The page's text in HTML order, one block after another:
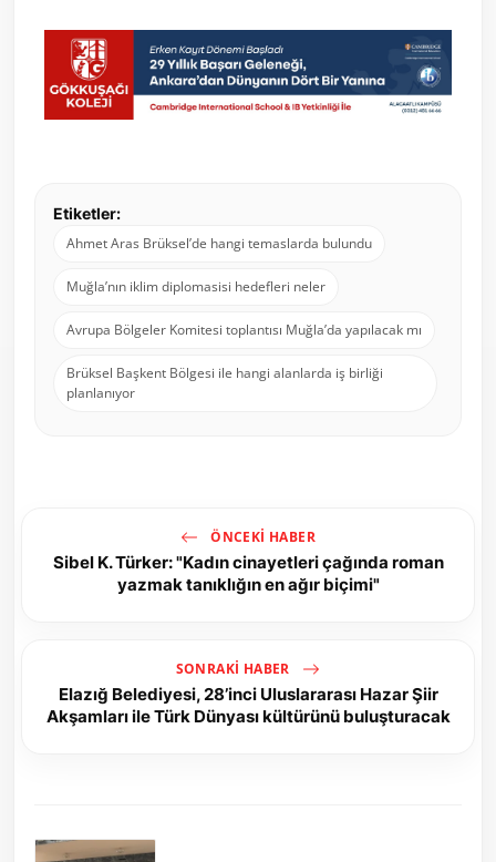
Etiketler:
Ahmet Aras Brüksel’de hangi temaslarda bulundu
Muğla’nın iklim diplomasisi hedefleri neler
Avrupa Bölgeler Komitesi toplantısı Muğla’da yapılacak mı
Brüksel Başkent Bölgesi ile hangi alanlarda iş birliği
planlanıyor
ÖNCEKI HABER
Sibel K. Türker: "Kadın cinayetleri çağında roman
yazmak tanıklığın en ağır biçimi"
SONRAKI HABER
Elazığ Belediyesi, 28’inci Uluslararası Hazar Şiir
Akşamları ile Türk Dünyası kültürünü buluşturacak